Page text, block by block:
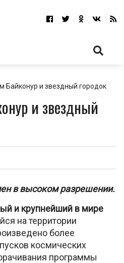
Байконур и звездный городок
и звездный
в высоком разрешении.
и крупнейший в мире
на территории
более
космических
программы